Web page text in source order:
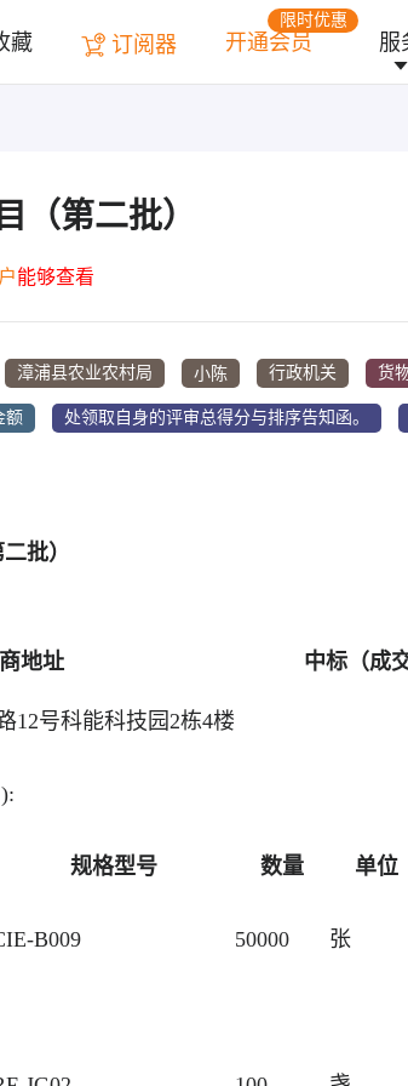
藏 订阅器 开通会员
限时优惠
服
（第二批）
能够查看
漳浦县农业农村局 小陈 行政机关 货
额 处领取自身的评审总得分与排序告知函。
批）
地址 中标（成
12号科能科技园2栋4楼
规格型号 数量 单位
B009 50000 张